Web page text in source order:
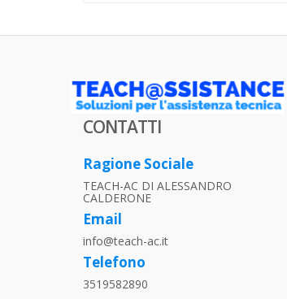
CONTATTI
Ragione Sociale
TEACH-AC DI ALESSANDRO
CALDERONE
Email
info@teach-ac.it
Telefono
3519582890